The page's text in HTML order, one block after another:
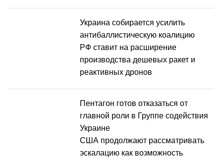
Украина собирается усилить
антибаллистическую коалицию
РФ ставит на расширение
производства дешевых ракет и
реактивных дронов
Пентагон готов отказаться от
главной роли в Группе содействия
Украине
США продолжают рассматривать
эскалацию как возможность